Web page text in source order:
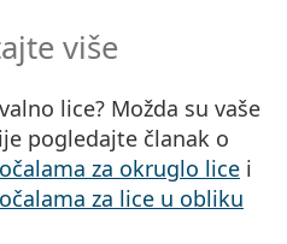
više
lice? Možda su vaše
pogledajte članak o
za okruglo lice i
za lice u obliku